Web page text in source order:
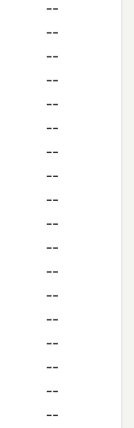
--
--
--
--
--
--
--
--
--
--
--
--
--
--
--
--
--
--